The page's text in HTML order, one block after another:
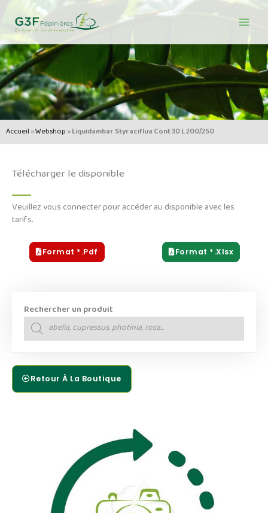
contenu
Accueil»Webshop»Liquidambar Styraciflua Cont 30 L 200/250
Télécharger le disponible
Veuillez vous connecter pour accéder au disponible avec les
tarifs.
Format *.pdf Format *.xlsx
Rechercher un produit
Recherche
de
produits
Retour À La Boutique